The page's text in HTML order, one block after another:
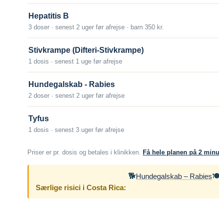
For Trinidad and Tobago gælder det for hele
(hovedstad), og for rejsende i transit eller som
Antal doser
Alder
Beskyttelsens varighed
Efter grundvaccination med 2 doser skal der ikke
anbefales kun til personer med risiko for
læge med henblik på yderligere vaccination, også
Om sygdommen
Hepatitis B
3 doser · senest 2 uger før afrejse · barn 350 kr.
Stivkrampe (Difteri-Stivkrampe)
1 dosis · senest 1 uge før afrejse
Hundegalskab - Rabies
2 doser · senest 2 uger før afrejse
Tyfus
1 dosis · senest 3 uger før afrejse
Priser er pr. dosis og betales i klinikken. Få hele planen på 2
Særlige risici i Costa Rica:
🐕Hundegalskab – Rabies